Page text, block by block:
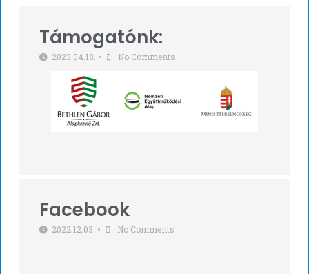
Támogatónk:
2023.04.18. • No Comments
Facebook
2022.12.03. • No Comments